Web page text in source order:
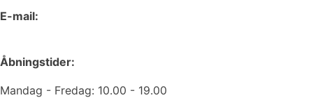
E-mail:
Åbningstider:
Mandag - Fredag: 10.00 - 19.00